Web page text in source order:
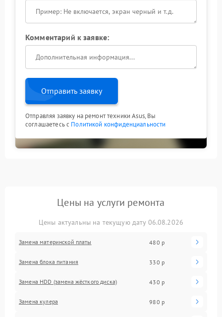
Комментарий к заявке:
Отправить заявку
Отправляя заявку на ремонт техники Asus, Вы
соглашаетесь с Политикой конфиденциальности
Цены на услуги ремонта
Цены актуальны на текущую дату 06.08.2026
Замена материнской платы 480 р
Замена блока питания 330 р
Замена HDD (замена жёсткого диска) 430 р
Замена кулера 980 р